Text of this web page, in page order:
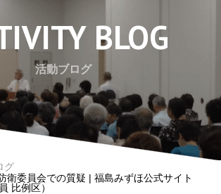
BLOG
活動ブログ
グ
衛委員会での質疑 | 福島みずほ公式サイト
比例区）